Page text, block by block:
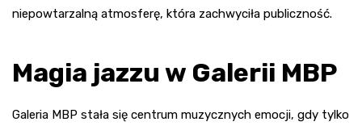
niepowtarzalną atmosferę, która zachwyciła publiczność.
Magia jazzu w Galerii MBP
Galeria MBP stała się centrum muzycznych emocji, gdy tylko